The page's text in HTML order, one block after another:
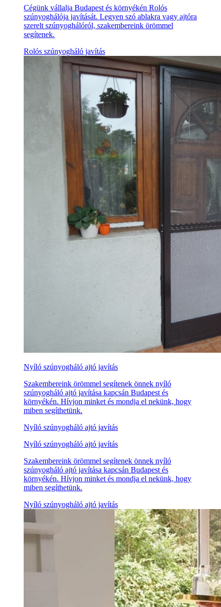
Cégünk vállalja Budapest és környékén Rolós
szúnyoghálója javítását. Legyen szó ablakra vagy ajtóra
szerelt szúnyoghálóról, szakembereink örömmel
segítenek.
Rolós szúnyogháló javítás
Nyíló szúnyogháló ajtó javítás
Szakembereink örömmel segítenek önnek nyíló
szúnyogháló ajtó javítása kapcsán Budapest és
környékén. Hívjon minket és mondja el nekünk, hogy
miben segíthetünk.
Nyíló szúnyogháló ajtó javítás
Nyíló szúnyogháló ajtó javítás
Szakembereink örömmel segítenek önnek nyíló
szúnyogháló ajtó javítása kapcsán Budapest és
környékén. Hívjon minket és mondja el nekünk, hogy
miben segíthetünk.
Nyíló szúnyogháló ajtó javítás